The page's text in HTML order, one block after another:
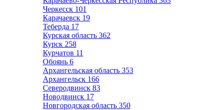
Черкесск 101
Карачаевск 19
Теберда 17
Курская область 362
Курск 258
Курчатов 11
Обоянь 6
Архангельская область 353
Архангельск 166
Северодвинск 83
Новодвинск 17
Новгородская область 350